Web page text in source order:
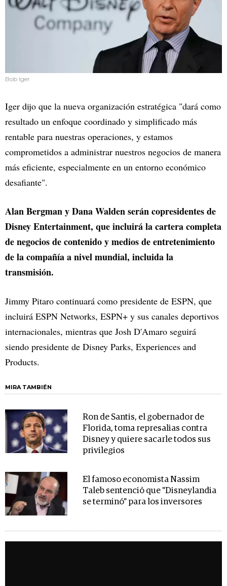
Bob Iger
Iger dijo que la nueva organización estratégica "dará como
resultado un enfoque coordinado y simplificado más
rentable para nuestras operaciones, y estamos
comprometidos a administrar nuestros negocios de manera
más eficiente, especialmente en un entorno económico
desafiante".
Alan Bergman y Dana Walden serán copresidentes de
Disney Entertainment, que incluirá la cartera completa
de negocios de contenido y medios de entretenimiento
de la compañía a nivel mundial, incluida la
transmisión.
Jimmy Pitaro continuará como presidente de ESPN, que
incluirá ESPN Networks, ESPN+ y sus canales deportivos
internacionales, mientras que Josh D'Amaro seguirá
siendo presidente de Disney Parks, Experiences and
Products.
MIRA TAMBIÉN
Ron de Santis, el gobernador de
Florida, toma represalias contra
Disney y quiere sacarle todos sus
privilegios
El famoso economista Nassim
Taleb sentenció que "Disneylandia
se terminó" para los inversores